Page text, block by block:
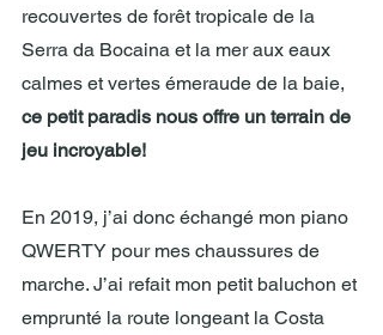
recouvertes de forêt tropicale de la
Serra da Bocaina et la mer aux eaux
calmes et vertes émeraude de la baie,
ce petit paradis nous offre un terrain de
jeu incroyable!
En 2019, j’ai donc échangé mon piano
QWERTY pour mes chaussures de
marche. J’ai refait mon petit baluchon et
emprunté la route longeant la Costa